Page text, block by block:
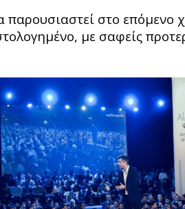
στο επόμενο
με σαφείς